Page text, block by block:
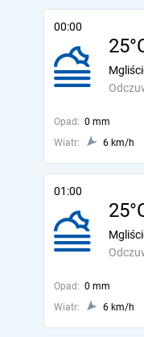
00:00
Opad: 0 mm
Wiatr:
6 km/h
01:00
Opad: 0 mm
Wiatr:
6 km/h